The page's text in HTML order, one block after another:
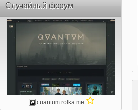
Случайный форум
quantum.rolka.me